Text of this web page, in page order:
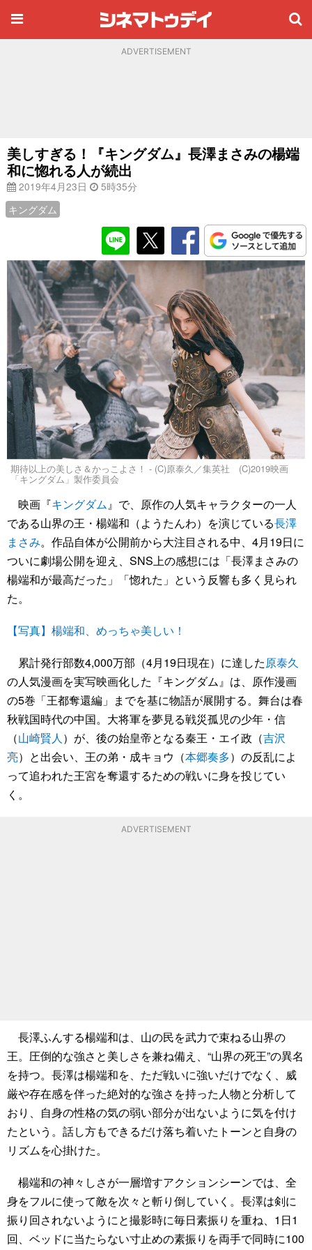
ADVERTISEMENT
美しすぎる！『キングダム』長澤まさみの楊端
和に惚れる人が続出
2019年4月23日
5時35分
キングダム
期待以上の美しさ＆かっこよさ！ - (C)原泰久／集英社 (C)2019映画
「キングダム」製作委員会
映画『キングダム 』で、原作の人気キャラクターの一人
である山界の王・楊端和（ようたんわ）を演じている長澤
まさみ。作品自体が公開前から大注目される中、4月19日に
ついに劇場公開を迎え、SNS上の感想には「長澤まさみの
楊端和が最高だった」「惚れた」という反響も多く見られ
た。
【写真】楊端和、めっちゃ美しい！
累計発行部数4,000万部（4月19日現在）に達した原泰久
の人気漫画を実写映画化した『キングダム』は、原作漫画
の5巻「王都奪還編」までを基に物語が展開する。舞台は春
秋戦国時代の中国。大将軍を夢見る戦災孤児の少年・信
（山崎賢人）が、後の始皇帝となる秦王・エイ政（吉沢
亮）と出会い、王の弟・成キョウ（本郷奏多）の反乱によ
って追われた王宮を奪還するための戦いに身を投じてい
く。
ADVERTISEMENT
長澤ふんする楊端和は、山の民を武力で束ねる山界の
王。圧倒的な強さと美しさを兼ね備え、“山界の死王”の異名
を持つ。長澤は楊端和を、ただ戦いに強いだけでなく、威
厳や存在感を伴った絶対的な強さを持った人物と分析して
おり、自身の性格の気の弱い部分が出ないように気を付け
たという。話し方もできるだけ落ち着いたトーンと自身の
リズムを心掛けた。
楊端和の神々しさが一層増すアクションシーンでは、全
身をフルに使って敵を次々と斬り倒していく。長澤は剣に
振り回されないようにと撮影時に毎日素振りを重ね、1日1
回、ベッドに当たらない寸止めの素振りを両手で同時に100